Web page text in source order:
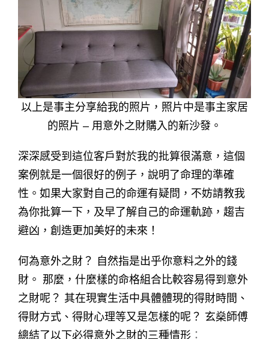
以上是事主分享給我的照片，照片中是事主家居
的照片 – 用意外之財購入的新沙發。
深深感受到這位客戶對於我的批算很滿意，這個
案例就是一個很好的例子，說明了命理的準確
性。如果大家對自己的命運有疑問，不妨請教我
為你批算一下，及早了解自己的命運軌跡，趨吉
避凶，創造更加美好的未來！
何為意外之財？ 自然指是出乎你意料之外的錢
財。 那麼，什麼樣的命格組合比較容易得到意外
之財呢？ 其在現實生活中具體體現的得財時間、
得財方式、得財心理等又是怎樣的呢？ 玄燊師傅
總結了以下必得意外之財的三種情形 ：